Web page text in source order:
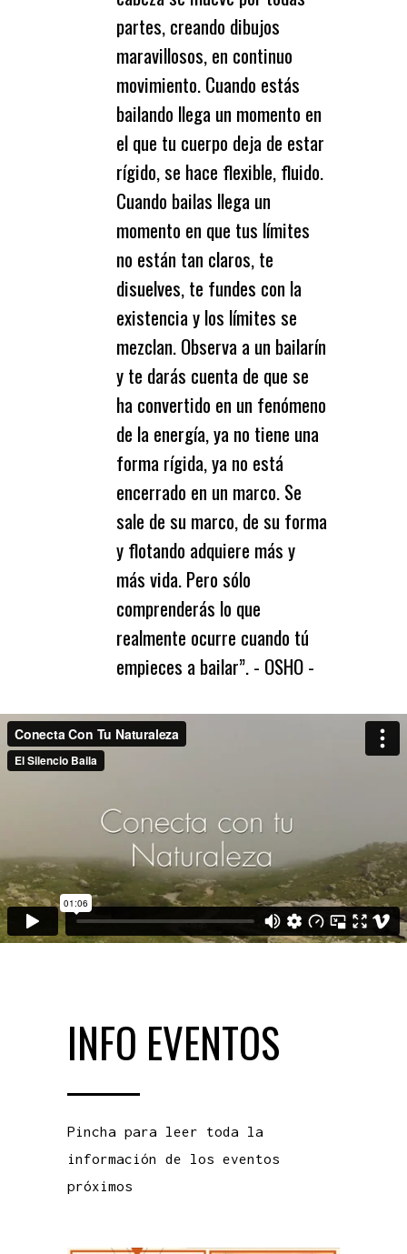
partes, creando dibujos
maravillosos, en continuo
movimiento. Cuando estás
bailando llega un momento en
el que tu cuerpo deja de estar
rígido, se hace flexible, fluido.
Cuando bailas llega un
momento en que tus límites
no están tan claros, te
disuelves, te fundes con la
existencia y los límites se
mezclan. Observa a un bailarín
y te darás cuenta de que se
ha convertido en un fenómeno
de la energía, ya no tiene una
forma rígida, ya no está
encerrado en un marco. Se
sale de su marco, de su forma
y flotando adquiere más y
más vida. Pero sólo
comprenderás lo que
realmente ocurre cuando tú
empieces a bailar”. - OSHO -
INFO EVENTOS
Pincha para leer toda la
información de los eventos
próximos